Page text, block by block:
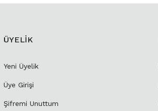
ÜYELİK
Yeni Üyelik
Üye Girişi
Şifremi Unuttum